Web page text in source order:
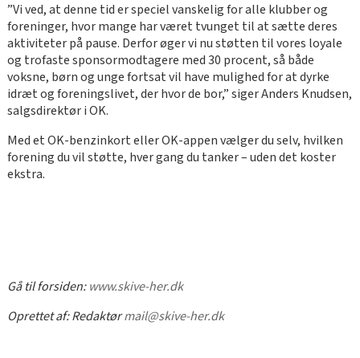
”Vi ved, at denne tid er speciel vanskelig for alle klubber og
foreninger, hvor mange har været tvunget til at sætte deres
aktiviteter på pause. Derfor øger vi nu støtten til vores loyale
og trofaste sponsormodtagere med 30 procent, så både
voksne, børn og unge fortsat vil have mulighed for at dyrke
idræt og foreningslivet, der hvor de bor,” siger Anders Knudsen,
salgsdirektør i OK.
Med et OK-benzinkort eller OK-appen vælger du selv, hvilken
forening du vil støtte, hver gang du tanker – uden det koster
ekstra.
Gå til forsiden:www.skive-her.dk
Oprettet af:Redaktørmail@skive-her.dk